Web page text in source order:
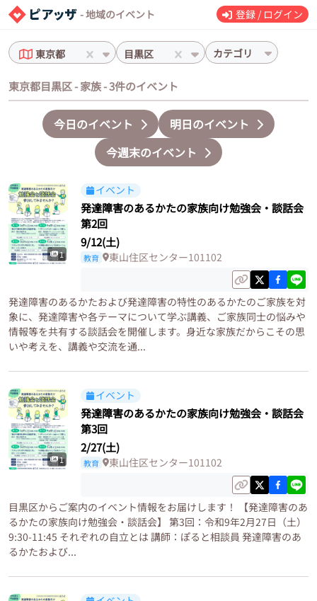
- 地域のイベント 登録 / ログイン
東京都 目黒区 カテゴリ
東京都目黒区 - 家族 - 3件のイベント
今日のイベント
明日のイベント
今週末のイベント
1
イベント
発達障害のあるかたの家族向け勉強会・談話会
第2回
9/12(土)
教育 東山住区センター101102
発達障害のあるかたおよび発達障害の特性のあるかたのご家族を対
象に、発達障害や各テーマについて学ぶ講義、ご家族同士の悩みや
情報等を共有する談話会を開催します。身近な家族だからこその思
いや考えを、講義や交流を通...
1
イベント
発達障害のあるかたの家族向け勉強会・談話会
第3回
2/27(土)
教育 東山住区センター101102
目黒区からご案内のイベント情報をお届けします！ 【発達障害のあ
るかたの家族向け勉強会・談話会】 第3回：令和9年2月27日（土）
9:30-11:45 それぞれの自立とは 講師：ぽると相談員 発達障害のあ
るかたおよび...